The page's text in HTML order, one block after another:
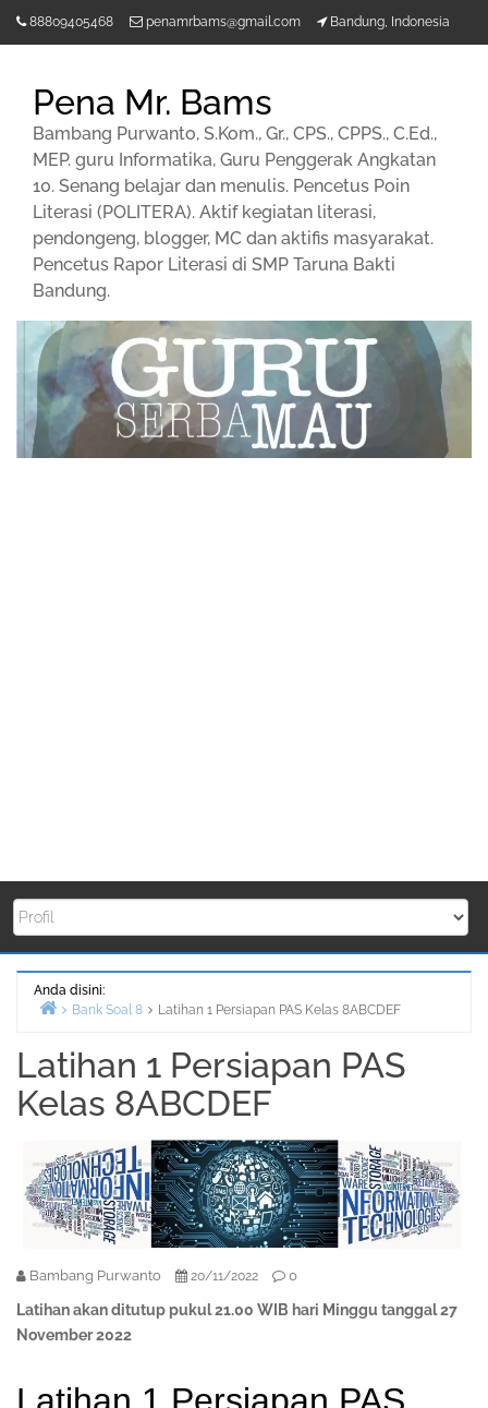
88809405468 penamrbams@gmail.com Bandung, Indonesia
Pena Mr. Bams
Bambang Purwanto, S.Kom., Gr., CPS., CPPS., C.Ed.,
MEP. guru Informatika, Guru Penggerak Angkatan
10. Senang belajar dan menulis. Pencetus Poin
Literasi (POLITERA). Aktif kegiatan literasi,
pendongeng, blogger, MC dan aktifis masyarakat.
Pencetus Rapor Literasi di SMP Taruna Bakti
Bandung.
Anda disini:
Bank Soal 8 Latihan 1 Persiapan PAS Kelas 8ABCDEF
Latihan 1 Persiapan PAS
Kelas 8ABCDEF
Bambang Purwanto 20/11/2022 0
Latihan akan ditutup pukul 21.00 WIB hari Minggu tanggal 27
November 2022